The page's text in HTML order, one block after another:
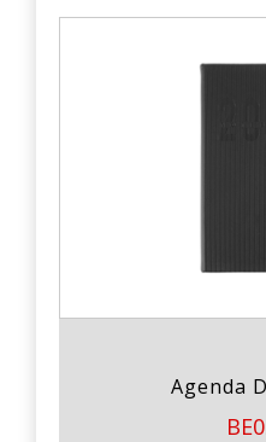
Agenda